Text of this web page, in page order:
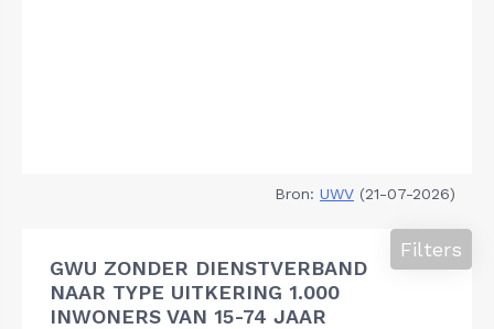
Bron: UWV (21-07-2026)
GWU ZONDER DIENSTVERBAND
NAAR TYPE UITKERING 1.000
INWONERS VAN 15-74 JAAR
Filters